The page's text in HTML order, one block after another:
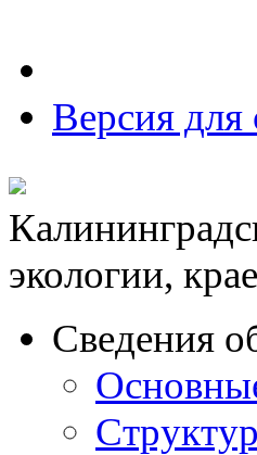
Версия
экологии,
Сведения